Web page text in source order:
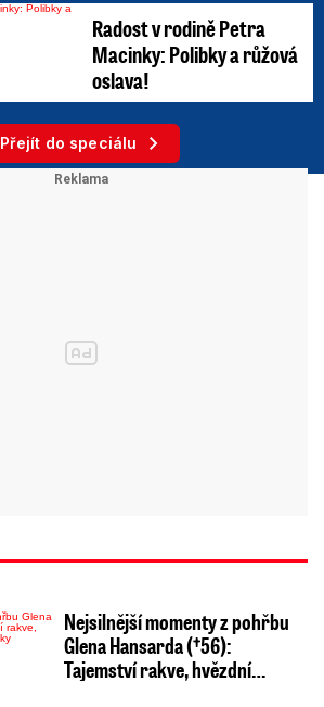
Radost v rodině Petra
Macinky: Polibky a růžová
oslava!
Přejít do speciálu
Nejsilnější momenty z pohřbu
Glena Hansarda (†56):
Tajemství rakve, hvězdní…